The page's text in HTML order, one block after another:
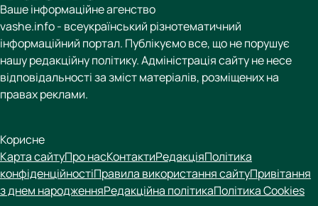
Ваше інформаційне агенство
vashe.info - всеукраїнський різнотематичний
інформаційний портал. Публікуємо все, що не порушує
нашу редакційну політику. Адміністрація сайту не несе
відповідальності за зміст матеріалів, розміщених на
правах реклами.
Корисне
Карта сайтуПро насКонтактиРедакціяПолітика
конфіденційностіПравила використання сайтуПривітання
з днем народженняРедакційна політикаПолітика Cookies